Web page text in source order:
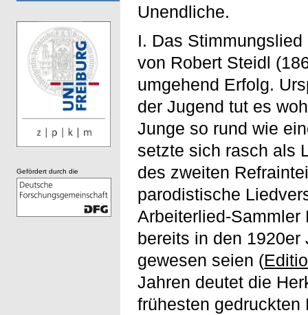
Unendliche.
I. Das
von Robert Steidl
umgehend Erfolg.
der Jugend tut es
Junge so rund wie
setzte sich rasch als
des zweiten
parodistische
Arbeiterlied-
bereits in den
gewesen seien (
Jahren deutet die
frühesten gedruckten
Gefördert durch die